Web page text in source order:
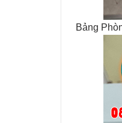
Bảng